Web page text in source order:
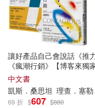
出版社 (可複選)
時報出版(6)
配送方式
讓好產品自己會說話《推
《瘋潮行銷》【博客來獨
書】
中文書
凱斯 ． 桑思坦 理查 ． 塞勒
69 折 $607 $880